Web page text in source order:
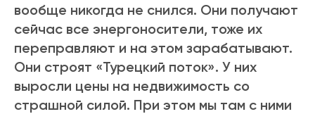
вообще никогда не снился. Они получают
сейчас все энергоносители, тоже их
переправляют и на этом зарабатывают.
Они строят «Турецкий поток». У них
выросли цены на недвижимость со
страшной силой. При этом мы там с ними